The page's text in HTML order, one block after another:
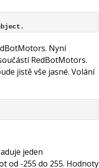
Nyní
RedBotMotors.
jistě vše jasné. Volání
jeden
od -255 do 255. Hodnoty